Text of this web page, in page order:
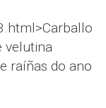
velutina
raíñas do ano